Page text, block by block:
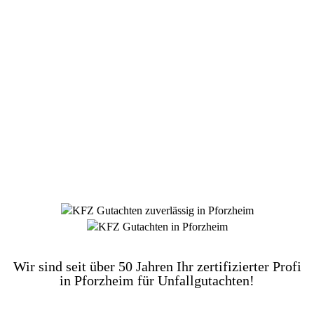
Wir sind seit über 50 Jahren Ihr zertifizierter Profi
in Pforzheim für Unfallgutachten!